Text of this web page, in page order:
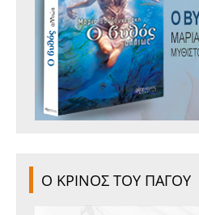
Ο ΚΡΙΝΟΣ ΤΟΥ ΠΑΓΟΥ